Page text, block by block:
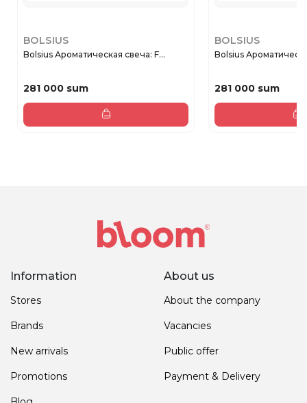
BOLSIUS
Bolsius Ароматическая свеча: F...
281 000 sum
BOLSIUS
Bolsius
281 000 sum
Information
Stores
Brands
New arrivals
Promotions
About us
About the company
Vacancies
Public offer
Payment & Delivery